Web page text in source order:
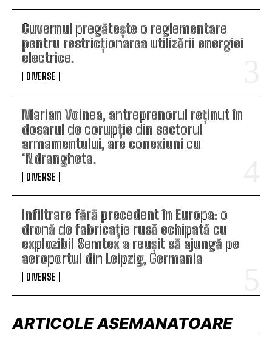
Guvernul pregătește o reglementare
pentru restricționarea utilizării energiei
electrice.
DIVERSE
Marian Voinea, antreprenorul reținut în
dosarul de corupție din sectorul
armamentului, are conexiuni cu
‘Ndrangheta.
DIVERSE
Infiltrare fără precedent în Europa: o
dronă de fabricație rusă echipată cu
explozibil Semtex a reușit să ajungă pe
aeroportul din Leipzig, Germania
DIVERSE
ARTICOLE ASEMANATOARE